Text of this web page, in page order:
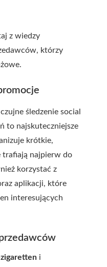
z wiedzy
którzy
śledzenie social
to najskuteczniejsze
krótkie,
trafiają najpierw do
korzystać z
aplikacji, które
interesujących
i